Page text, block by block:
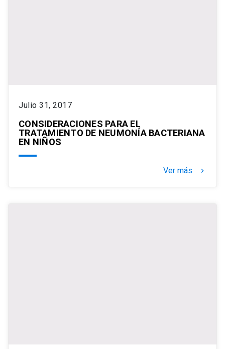
Julio 31, 2017
CONSIDERACIONES PARA EL
TRATAMIENTO DE NEUMONÍA BACTERIANA
EN NIÑOS
Ver más keyboard_arrow_right